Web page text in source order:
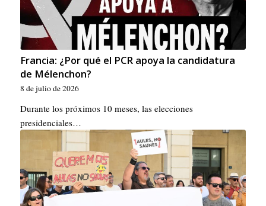
Francia: ¿Por qué el PCR apoya la candidatura
de Mélenchon?
8 de julio de 2026
Durante los próximos 10 meses, las elecciones
presidenciales…